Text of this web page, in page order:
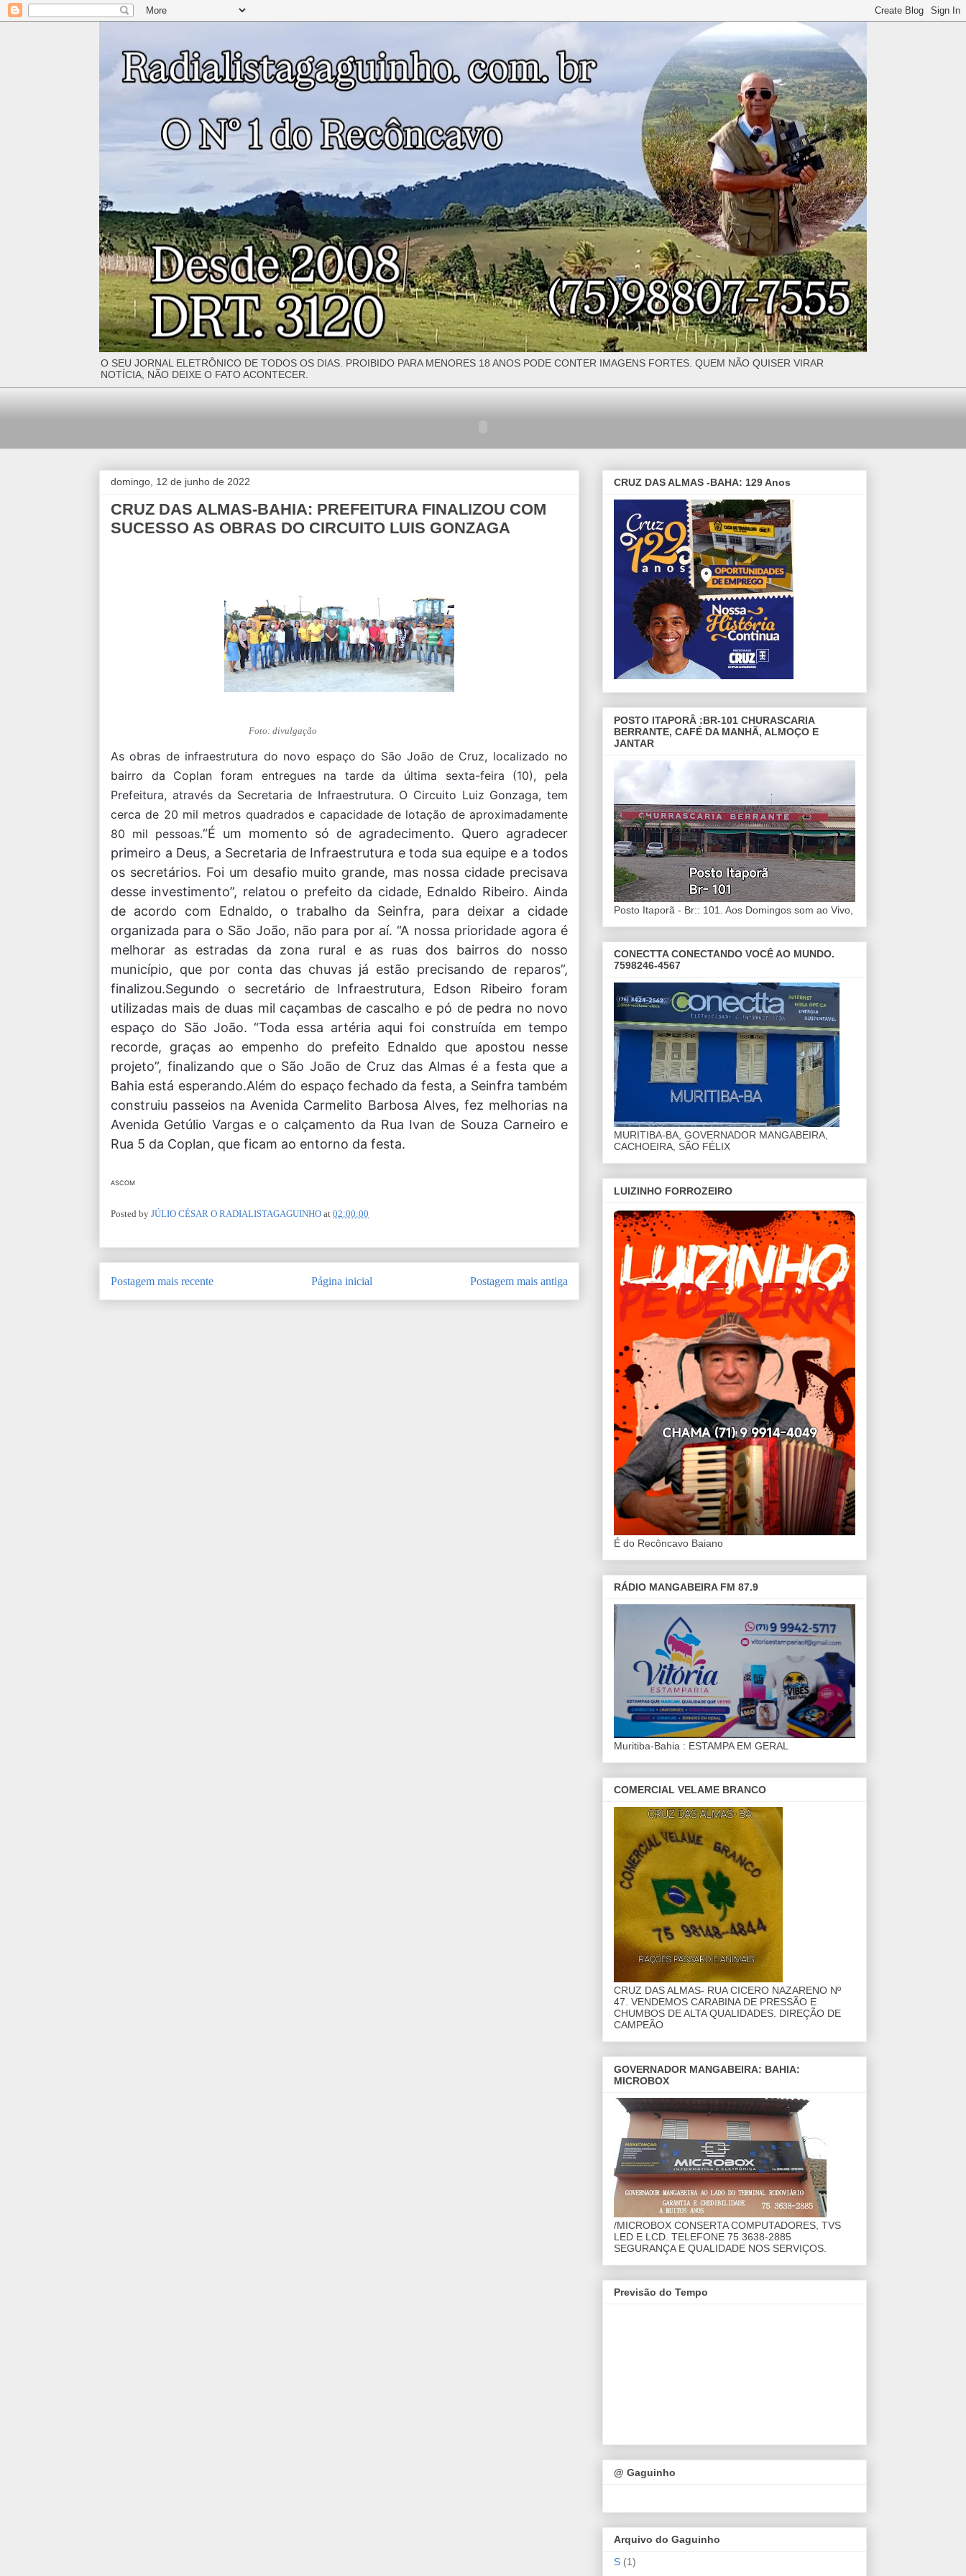
O SEU JORNAL ELETRÔNICO DE TODOS OS DIAS. PROIBIDO PARA MENORES 18 ANOS PODE CONTER IMAGENS FORTES. QUEM NÃO QUISER VIRAR
NOTÍCIA, NÃO DEIXE O FATO ACONTECER.
domingo, 12 de junho de 2022
CRUZ DAS ALMAS-BAHIA: PREFEITURA FINALIZOU COM
SUCESSO AS OBRAS DO CIRCUITO LUIS GONZAGA
Foto: divulgação
As obras de infraestrutura do novo espaço do São João de Cruz, localizado no
bairro da Coplan foram entregues na tarde da última sexta-feira (10), pela
Prefeitura, através da Secretaria de Infraestrutura. O Circuito Luiz Gonzaga, tem
cerca de 20 mil metros quadrados e capacidade de lotação de aproximadamente
80 mil pessoas.“É um momento só de agradecimento. Quero agradecer
primeiro a Deus, a Secretaria de Infraestrutura e toda sua equipe e a todos
os secretários. Foi um desafio muito grande, mas nossa cidade precisava
desse investimento”, relatou o prefeito da cidade, Ednaldo Ribeiro. Ainda
de acordo com Ednaldo, o trabalho da Seinfra, para deixar a cidade
organizada para o São João, não para por aí. “A nossa prioridade agora é
melhorar as estradas da zona rural e as ruas dos bairros do nosso
município, que por conta das chuvas já estão precisando de reparos”,
finalizou.Segundo o secretário de Infraestrutura, Edson Ribeiro foram
utilizadas mais de duas mil caçambas de cascalho e pó de pedra no novo
espaço do São João. “Toda essa artéria aqui foi construída em tempo
recorde, graças ao empenho do prefeito Ednaldo que apostou nesse
projeto”, finalizando que o São João de Cruz das Almas é a festa que a
Bahia está esperando.Além do espaço fechado da festa, a Seinfra também
construiu passeios na Avenida Carmelito Barbosa Alves, fez melhorias na
Avenida Getúlio Vargas e o calçamento da Rua Ivan de Souza Carneiro e
Rua 5 da Coplan, que ficam ao entorno da festa.
ASCOM
Posted by JÚLIO CÉSAR O RADIALISTAGAGUINHO at 02:00:00
Postagem mais recente Postagem mais antiga
Página inicial
CRUZ DAS ALMAS -BAHA: 129 Anos
POSTO ITAPORÂ :BR-101 CHURASCARIA
BERRANTE, CAFÉ DA MANHÃ, ALMOÇO E
JANTAR
Posto Itaporã - Br:: 101. Aos Domingos som ao Vivo,
CONECTTA CONECTANDO VOCÊ AO MUNDO.
7598246-4567
MURITIBA-BA, GOVERNADOR MANGABEIRA,
CACHOEIRA, SÃO FÉLIX
LUIZINHO FORROZEIRO
É do Recôncavo Baiano
RÁDIO MANGABEIRA FM 87.9
Muritiba-Bahia : ESTAMPA EM GERAL
COMERCIAL VELAME BRANCO
CRUZ DAS ALMAS- RUA CICERO NAZARENO Nº
47. VENDEMOS CARABINA DE PRESSÃO E
CHUMBOS DE ALTA QUALIDADES. DIREÇÃO DE
CAMPEÃO
GOVERNADOR MANGABEIRA: BAHIA:
MICROBOX
/MICROBOX CONSERTA COMPUTADORES, TVS
LED E LCD. TELEFONE 75 3638-2885
SEGURANÇA E QUALIDADE NOS SERVIÇOS.
Previsão do Tempo
@ Gaguinho
Arquivo do Gaguinho
S (1)